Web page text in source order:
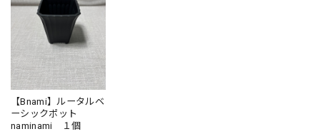
【Bnami】ルータルベ
ーシックポット
naminami １個